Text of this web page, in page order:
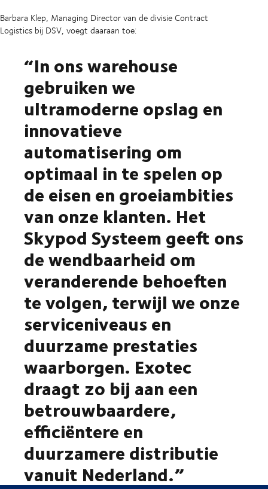
Barbara Klep, Managing Director van de divisie Contract
Logistics bij DSV, voegt daaraan toe:
“In ons warehouse
gebruiken we
ultramoderne opslag en
innovatieve
automatisering om
optimaal in te spelen op
de eisen en groeiambities
van onze klanten. Het
Skypod Systeem geeft ons
de wendbaarheid om
veranderende behoeften
te volgen, terwijl we onze
serviceniveaus en
duurzame prestaties
waarborgen. Exotec
draagt zo bij aan een
betrouwbaardere,
efficiëntere en
duurzamere distributie
vanuit Nederland.”